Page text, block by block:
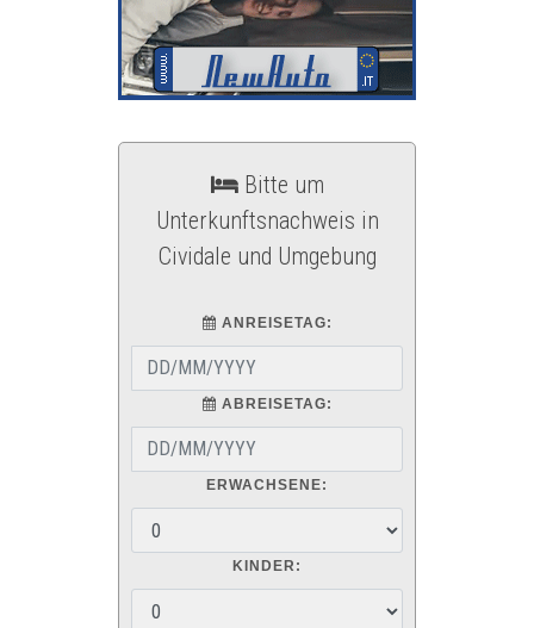
Bitte um
Unterkunftsnachweis in
Cividale und Umgebung
ANREISETAG:
ABREISETAG:
ERWACHSENE:
KINDER: